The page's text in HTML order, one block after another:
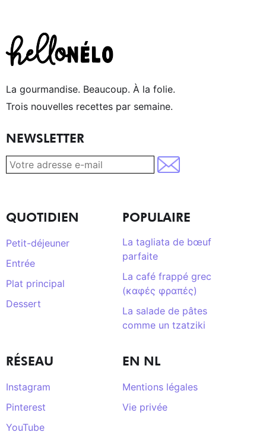
La gourmandise. Beaucoup. À la folie.
Trois nouvelles recettes par semaine.
NEWSLETTER
QUOTIDIEN
Petit-déjeuner
Entrée
Plat principal
Dessert
POPULAIRE
La tagliata de bœuf
parfaite
La café frappé grec
(καφές φραπές)
La salade de pâtes
comme un tzatziki
RÉSEAU
Instagram
Pinterest
YouTube
EN NL
Mentions légales
Vie privée